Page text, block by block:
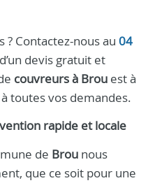
? Contactez-nous au 04
devis gratuit et
couvreurs à Brou est à
toutes vos demandes.
rapide et locale
de Brou nous
que ce soit pour une